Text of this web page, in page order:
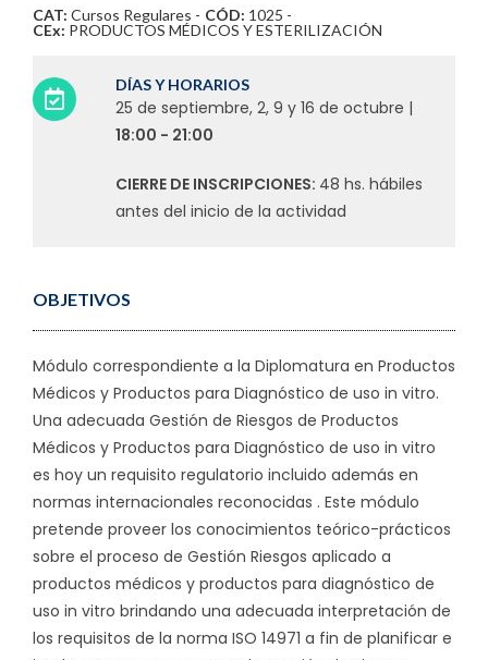
CAT: Cursos Regulares - CÓD: 1025 -
CEx: PRODUCTOS MÉDICOS Y ESTERILIZACIÓN
DÍAS Y HORARIOS
25 de septiembre, 2, 9 y 16 de octubre |
18:00 - 21:00
CIERRE DE INSCRIPCIONES: 48 hs. hábiles
antes del inicio de la actividad
OBJETIVOS
Módulo correspondiente a la Diplomatura en Productos
Médicos y Productos para Diagnóstico de uso in vitro.
Una adecuada Gestión de Riesgos de Productos
Médicos y Productos para Diagnóstico de uso in vitro
es hoy un requisito regulatorio incluido además en
normas internacionales reconocidas . Este módulo
pretende proveer los conocimientos teórico-prácticos
sobre el proceso de Gestión Riesgos aplicado a
productos médicos y productos para diagnóstico de
uso in vitro brindando una adecuada interpretación de
los requisitos de la norma ISO 14971 a fin de planificar e